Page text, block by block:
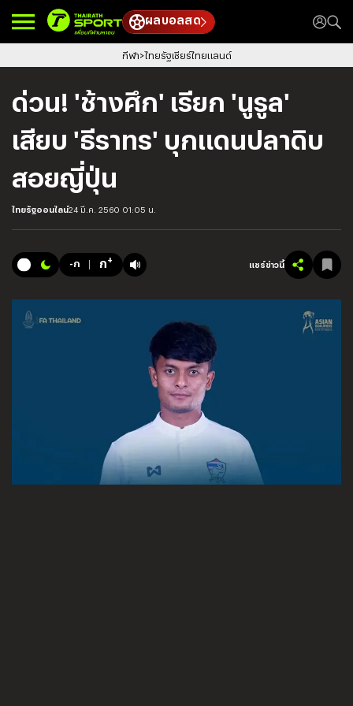
ผลบอลสด
กีฬา ไทยรัฐเชียร์ไทยแลนด์
ด่วน! 'ช้างศึก' เรียก 'นูรูล'
เสียบ 'ธีราทร' บุกแดนปลาดิบ
สอยญี่ปุ่น
ไทยรัฐออนไลน์24 มี.ค. 2560 01:05 น.
-ก ก+ แชร์ข่าวนี้